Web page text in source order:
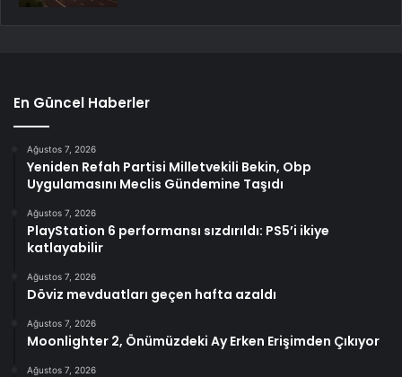
En Güncel Haberler
Ağustos 7, 2026
Yeniden Refah Partisi Milletvekili Bekin, Obp
Uygulamasını Meclis Gündemine Taşıdı
Ağustos 7, 2026
PlayStation 6 performansı sızdırıldı: PS5’i ikiye
katlayabilir
Ağustos 7, 2026
Döviz mevduatları geçen hafta azaldı
Ağustos 7, 2026
Moonlighter 2, Önümüzdeki Ay Erken Erişimden Çıkıyor
Ağustos 7, 2026